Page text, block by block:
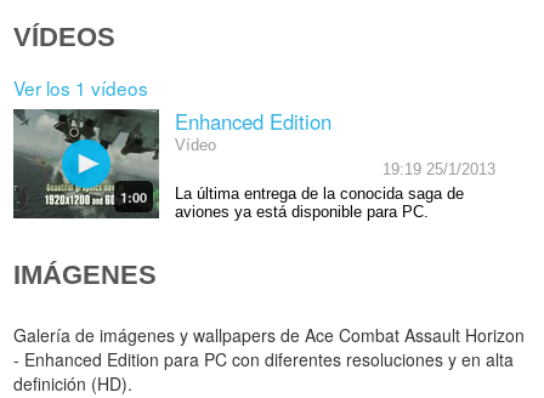
VÍDEOS
Ver los 1 vídeos
1:00
Enhanced Edition
Vídeo
19:19 25/1/2013
La última entrega de la conocida saga de
aviones ya está disponible para PC.
IMÁGENES
Galería de imágenes y wallpapers de Ace Combat Assault Horizon
- Enhanced Edition para PC con diferentes resoluciones y en alta
definición (HD).